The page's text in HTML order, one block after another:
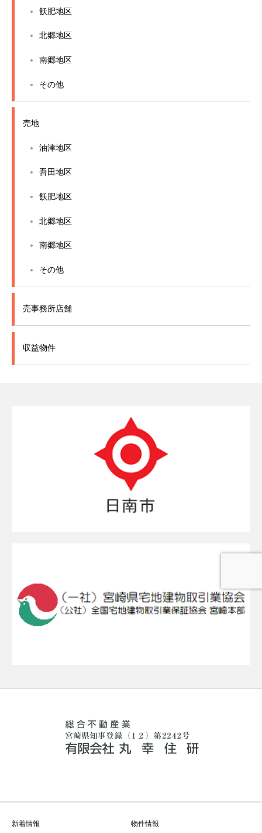
飫肥地区
北郷地区
南郷地区
その他
売地
油津地区
吾田地区
飫肥地区
北郷地区
南郷地区
その他
売事務所店舗
収益物件
新着情報 物件情報